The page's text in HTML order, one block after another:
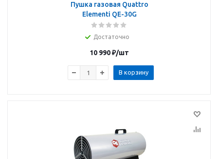
Пушка газовая Quattro
Elementi QE-30G
Достаточно
10 990₽/шт
В корзину